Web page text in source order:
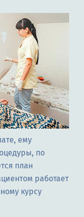
ему
по
план
работает
курсу